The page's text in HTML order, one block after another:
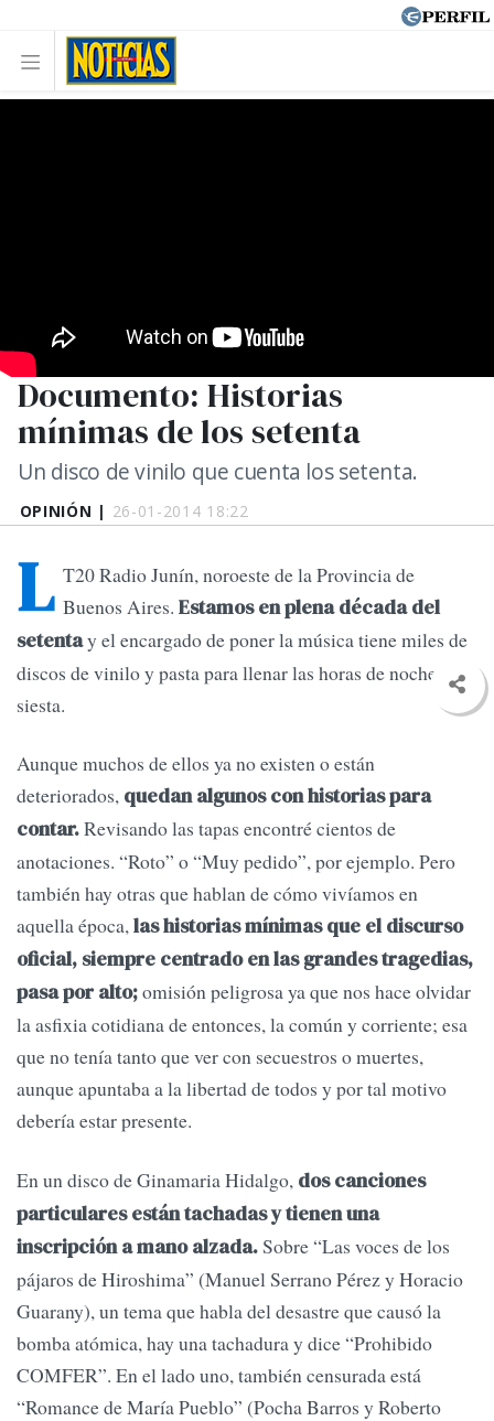
OPINIÓN | 26-01-2014 18:22
Documento: Historias
mínimas de los setenta
Un disco de vinilo que cuenta los setenta.
L T20 Radio Junín, noroeste de la Provincia de
Buenos Aires. Estamos en plena década del
setentay el encargado de poner la música tiene miles de
discos de vinilo y pasta para llenar las horas de noche y
siesta.
Aunque muchos de ellos ya no existen o están
deteriorados, quedan algunos con historias para
contar.Revisando las tapas encontré cientos de
anotaciones. “Roto” o “Muy pedido”, por ejemplo. Pero
también hay otras que hablan de cómo vivíamos en
aquella época,las historias mínimas que el discurso
oficial, siempre centrado en las grandes tragedias,
pasa por alto;omisión peligrosa ya que nos hace olvidar
la asfixia cotidiana de entonces, la común y corriente; esa
que no tenía tanto que ver con secuestros o muertes,
aunque apuntaba a la libertad de todos y por tal motivo
debería estar presente.
En un disco de Ginamaria Hidalgo, dos canciones
particulares están tachadas y tienen una
inscripción a mano alzada.Sobre “Las voces de los
pájaros de Hiroshima” (Manuel Serrano Pérez y Horacio
Guarany), un tema que habla del desastre que causó la
bomba atómica, hay una tachadura y dice “Prohibido
COMFER”. En el lado uno, también censurada está
“Romance de María Pueblo” (Pocha Barros y Roberto